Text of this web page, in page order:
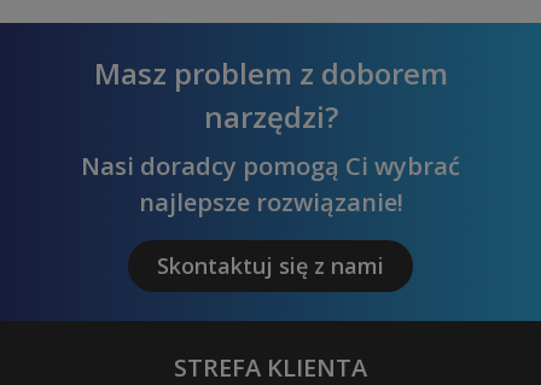
Masz problem z doborem
narzędzi?
Nasi doradcy pomogą Ci wybrać
najlepsze rozwiązanie!
Skontaktuj się z nami
STREFA KLIENTA